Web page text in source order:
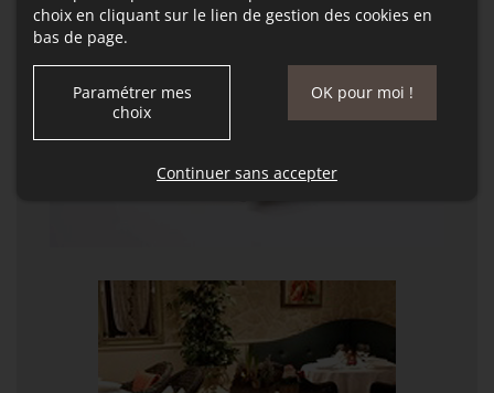
choix en cliquant sur le lien de gestion des cookies en
bas de page.
Paramétrer mes
choix
OK pour moi !
Continuer sans accepter